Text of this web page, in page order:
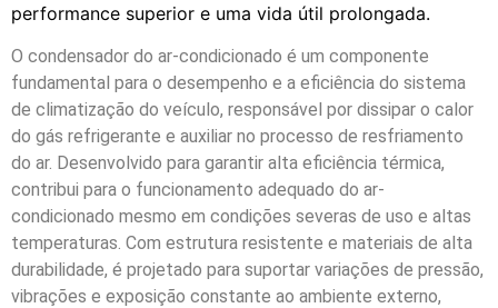
performance superior e uma vida útil prolongada.
O condensador do ar-condicionado é um componente
fundamental para o desempenho e a eficiência do sistema
de climatização do veículo, responsável por dissipar o calor
do gás refrigerante e auxiliar no processo de resfriamento
do ar. Desenvolvido para garantir alta eficiência térmica,
contribui para o funcionamento adequado do ar-
condicionado mesmo em condições severas de uso e altas
temperaturas. Com estrutura resistente e materiais de alta
durabilidade, é projetado para suportar variações de pressão,
vibrações e exposição constante ao ambiente externo,